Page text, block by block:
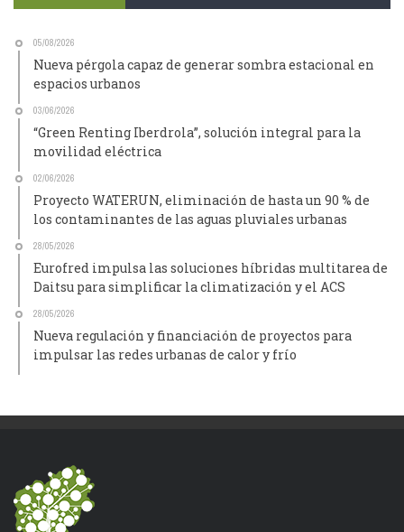
05/08/2026
Nueva pérgola capaz de generar sombra estacional en
espacios urbanos
03/06/2026
“Green Renting Iberdrola”, solución integral para la
movilidad eléctrica
02/06/2026
Proyecto WATERUN, eliminación de hasta un 90 % de
los contaminantes de las aguas pluviales urbanas
28/05/2026
Eurofred impulsa las soluciones híbridas multitarea de
Daitsu para simplificar la climatización y el ACS
28/05/2026
Nueva regulación y financiación de proyectos para
impulsar las redes urbanas de calor y frío